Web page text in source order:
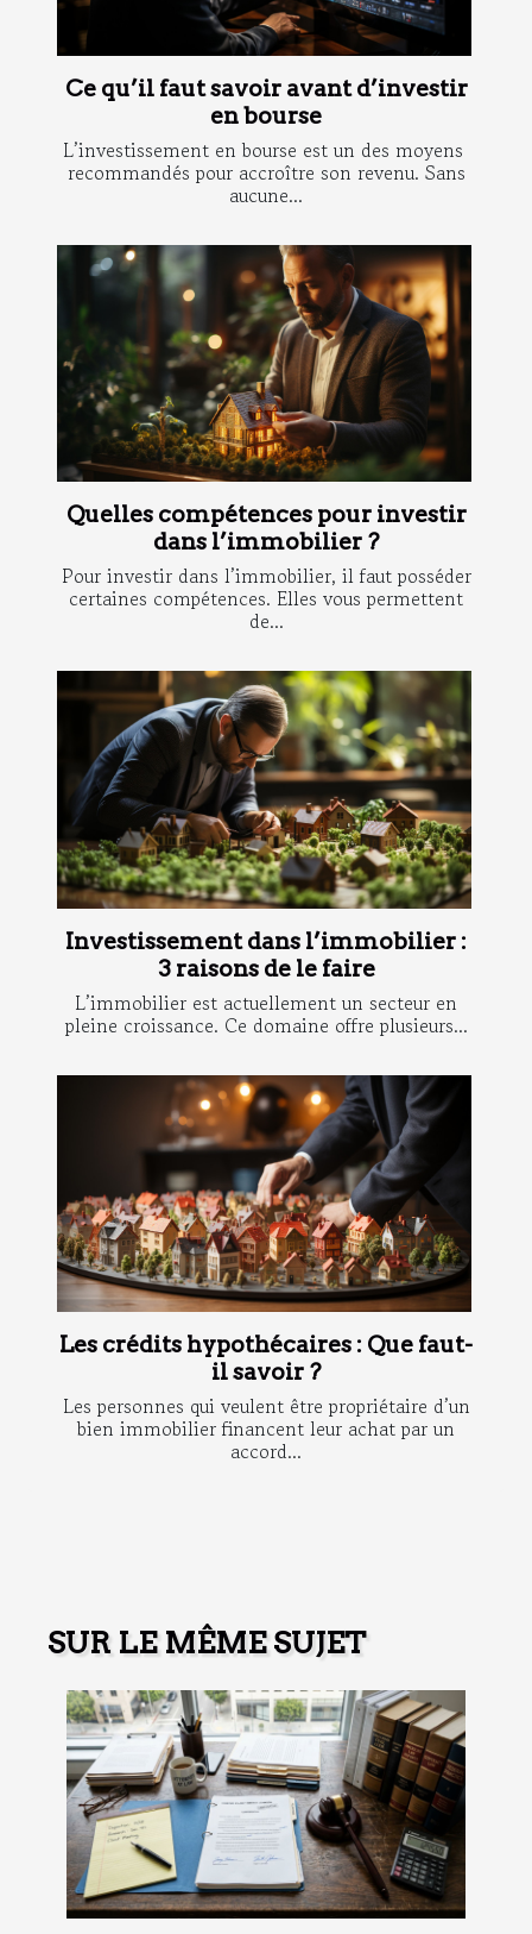
Ce qu’il faut savoir avant d’investir
en bourse
L’investissement en bourse est un des moyens
recommandés pour accroître son revenu. Sans
aucune...
Quelles compétences pour investir
dans l’immobilier ?
Pour investir dans l’immobilier, il faut posséder
certaines compétences. Elles vous permettent
de...
Investissement dans l’immobilier :
3 raisons de le faire
L’immobilier est actuellement un secteur en
pleine croissance. Ce domaine offre plusieurs...
Les crédits hypothécaires : Que faut-
il savoir ?
Les personnes qui veulent être propriétaire d’un
bien immobilier financent leur achat par un
accord...
SUR LE MÊME SUJET